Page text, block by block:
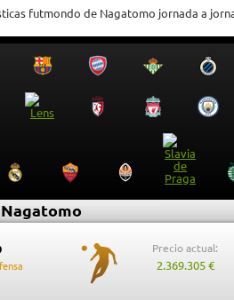
futmondo de Nagatomo jornada a
Nagatomo
Precio actual:
2.369.305 €